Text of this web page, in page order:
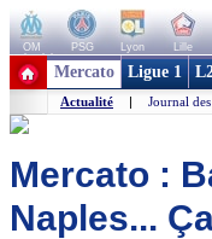
OM PSG Lyon Lille
+ de clubs
Mercato Ligue 1
Actualité | Journal
Mercato :
Naples...